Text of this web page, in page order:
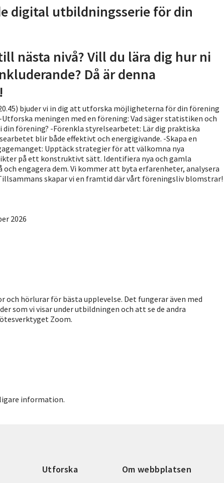
digital utbildningsserie för din
nästa nivå? Vill du lära dig hur ni
Då är denna
bjuder vi in dig att utforska möjligheterna för din förening
meningen med en förening: Vad säger statistiken och
förening? -Förenkla styrelsearbetet: Lär dig praktiska
blir både effektivt och energigivande. -Skapa en
Upptäck strategier för att välkomna nya
på ett konstruktivt sätt. Identifiera nya och gamla
engagera dem. Vi kommer att byta erfarenheter, analysera
skapar vi en framtid där vårt föreningsliv blomstrar!
2026
hörlurar för bästa upplevelse. Det fungerar även med
som vi visar under utbildningen och att se de andra
Zoom.
information.
Utforska Om webbplatsen